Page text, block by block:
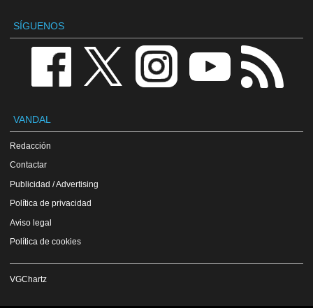
SÍGUENOS
VANDAL
Redacción
Contactar
Publicidad / Advertising
Política de privacidad
Aviso legal
Política de cookies
VGChartz